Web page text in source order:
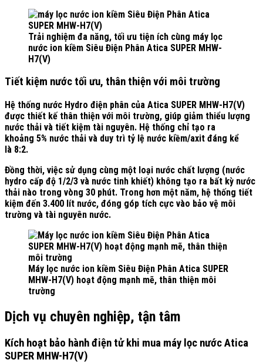
Trải nghiệm đa năng, tối ưu tiện ích cùng máy lọc
nước ion kiềm Siêu Điện Phân Atica SUPER MHW-
H7(V)
Tiết kiệm nước tối ưu, thân thiện với môi trường
Hệ thống nước Hydro điện phân của Atica SUPER MHW-H7(V)
được thiết kế thân thiện với môi trường, giúp giảm thiểu lượng
nước thải và tiết kiệm tài nguyên. Hệ thống chỉ tạo ra
khoảng 5% nước thải và duy trì tỷ lệ nước kiềm/axit đáng kể
là 8:2.
Đồng thời, việc sử dụng cùng một loại nước chất lượng (nước
hydro cấp độ 1/2/3 và nước tinh khiết) không tạo ra bất kỳ nước
thải nào trong vòng 30 phút. Trong hơn một năm, hệ thống tiết
kiệm đến 3.400 lít nước, đóng góp tích cực vào bảo vệ môi
trường và tài nguyên nước.
Máy lọc nước ion kiềm Siêu Điện Phân Atica SUPER
MHW-H7(V) hoạt động mạnh mẽ, thân thiện môi
trường
Dịch vụ chuyên nghiệp, tận tâm
Kích hoạt bảo hành điện tử khi mua máy lọc nước Atica
SUPER MHW-H7(V)